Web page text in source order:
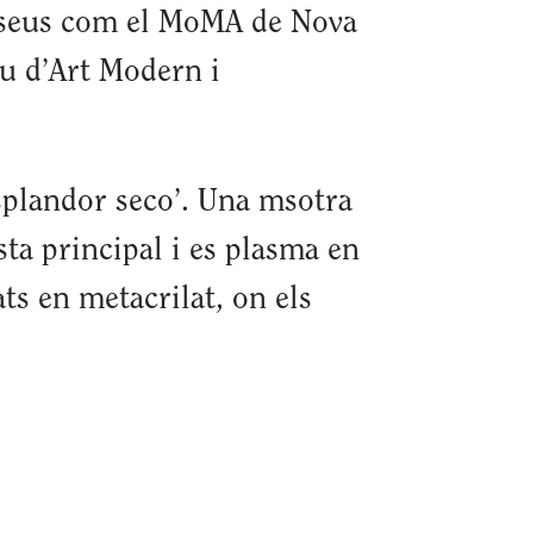
com el MoMA de Nova
d’Art Modern i
seco’. Una msotra
principal i es plasma en
en metacrilat, on els